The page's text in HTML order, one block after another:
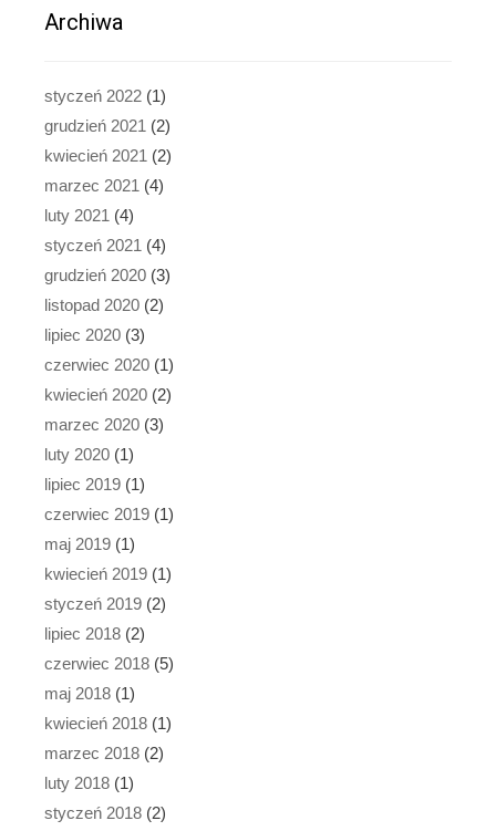
Archiwa
styczeń 2022 (1)
grudzień 2021 (2)
kwiecień 2021 (2)
marzec 2021 (4)
luty 2021 (4)
styczeń 2021 (4)
grudzień 2020 (3)
listopad 2020 (2)
lipiec 2020 (3)
czerwiec 2020 (1)
kwiecień 2020 (2)
marzec 2020 (3)
luty 2020 (1)
lipiec 2019 (1)
czerwiec 2019 (1)
maj 2019 (1)
kwiecień 2019 (1)
styczeń 2019 (2)
lipiec 2018 (2)
czerwiec 2018 (5)
maj 2018 (1)
kwiecień 2018 (1)
marzec 2018 (2)
luty 2018 (1)
styczeń 2018 (2)